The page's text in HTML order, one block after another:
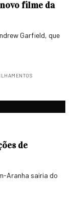
filme da
Garfield, que
de
Aranha sairia do